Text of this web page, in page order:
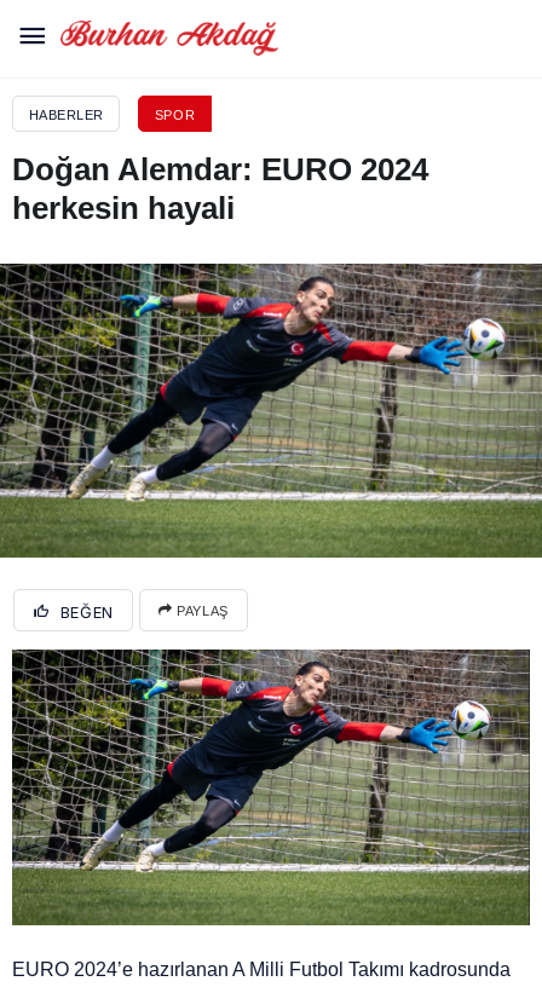
HABERLER SPOR
Doğan Alemdar: EURO 2024
herkesin hayali
BEĞEN PAYLAŞ
EURO 2024’e hazırlanan A Milli Futbol Takımı kadrosunda